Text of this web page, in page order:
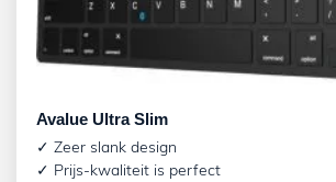
Avalue Ultra Slim
✓ Zeer slank design
✓ Prijs-kwaliteit is perfect